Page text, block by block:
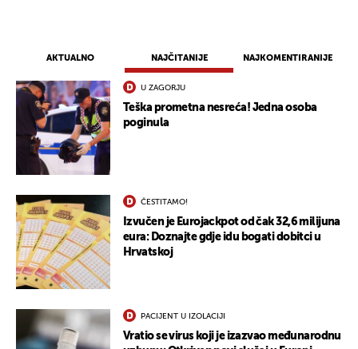
AKTUALNO NAJČITANIJE NAJKOMENTIRANIJE
U ZAGORJU
Teška prometna nesreća! Jedna osoba
poginula
ČESTITAMO!
Izvučen je Eurojackpot od čak 32,6 milijuna
eura: Doznajte gdje idu bogati dobitci u
Hrvatskoj
PACIJENT U IZOLACIJI
Vratio se virus koji je izazvao međunarodnu